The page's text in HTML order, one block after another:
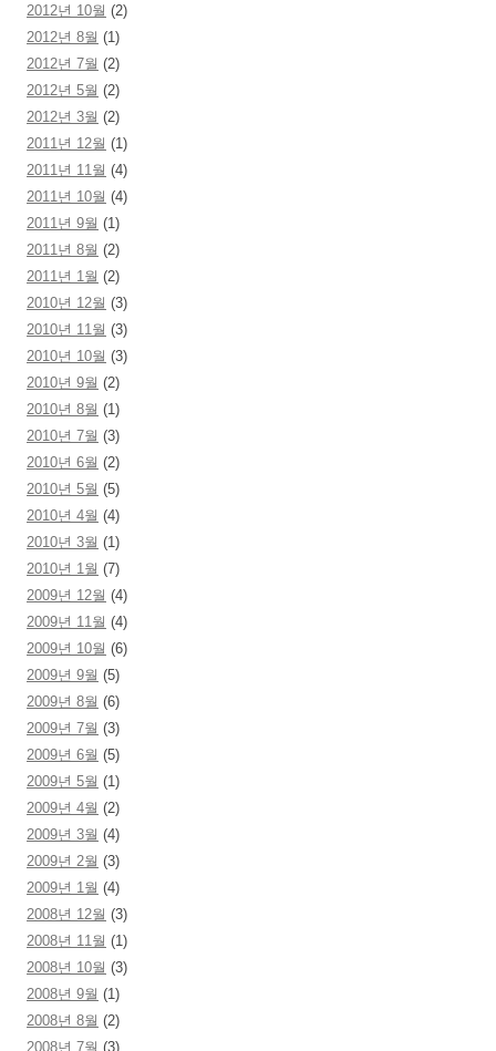
2012년 10월 (2)
2012년 8월 (1)
2012년 7월 (2)
2012년 5월 (2)
2012년 3월 (2)
2011년 12월 (1)
2011년 11월 (4)
2011년 10월 (4)
2011년 9월 (1)
2011년 8월 (2)
2011년 1월 (2)
2010년 12월 (3)
2010년 11월 (3)
2010년 10월 (3)
2010년 9월 (2)
2010년 8월 (1)
2010년 7월 (3)
2010년 6월 (2)
2010년 5월 (5)
2010년 4월 (4)
2010년 3월 (1)
2010년 1월 (7)
2009년 12월 (4)
2009년 11월 (4)
2009년 10월 (6)
2009년 9월 (5)
2009년 8월 (6)
2009년 7월 (3)
2009년 6월 (5)
2009년 5월 (1)
2009년 4월 (2)
2009년 3월 (4)
2009년 2월 (3)
2009년 1월 (4)
2008년 12월 (3)
2008년 11월 (1)
2008년 10월 (3)
2008년 9월 (1)
2008년 8월 (2)
2008년 7월 (3)